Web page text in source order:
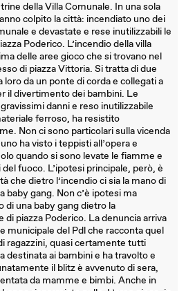
della Villa Comunale. In una sola
colpito la città: incendiato uno dei
e devastate e rese inutilizzabili le
Poderico. L’incendio della villa
delle aree gioco che si trovano nel
di piazza Vittoria. Si tratta di due
da un ponte di corda e collegati a
il divertimento dei bambini. Le
danni e reso inutilizzabile
ferroso, ha resistito
Non ci sono particolari sulla vicenda
ha visto i teppisti all’opera e
quando si sono levate le fiamme e
fuoco. L’ipotesi principale, però, è
che dietro l’incendio ci sia la mano di
baby gang. Non c’è ipotesi ma
di una baby gang dietro la
di piazza Poderico. La denuncia arriva
municipale del Pdl che racconta quel
ragazzini, quasi certamente tutti
destinata ai bambini e ha travolto e
il blitz è avvenuto di sera,
da mamme e bimbi. Anche in